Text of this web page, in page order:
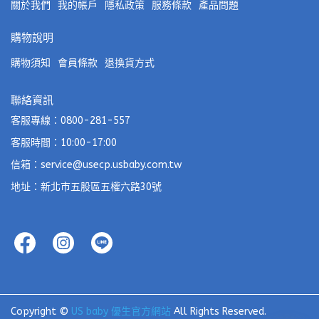
關於我們 我的帳戶 隱私政策 服務條款 產品問題
購物說明
購物須知 會員條款 退換貨方式
聯絡資訊
客服專線：0800-281-557
客服時間：10:00-17:00
信箱：service@usecp.usbaby.com.tw
地址：新北市五股區五權六路30號
Copyright © US baby 優生官方網站 All Rights Reserved.